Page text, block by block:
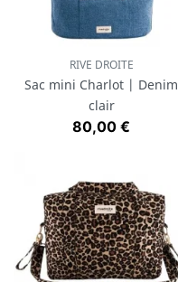
RIVE DROITE
Sac mini Charlot | Denim
clair
Prix
80,00 €